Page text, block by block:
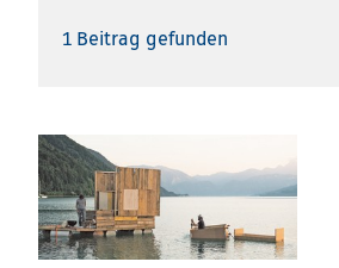
1 Beitrag gefunden